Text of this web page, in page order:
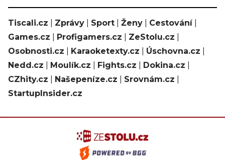
Tiscali.cz Zprávy Sport Ženy Cestování|
Games.cz
Profigamers.cz ZeStolu.cz
Osobnosti.cz
Karaoketexty.cz Úschovna.cz
Nedd.cz
Moulík.cz Fights.cz Dokina.cz
CZhity.cz
Našepeníze.cz Srovnám.cz
StartupInsider.cz